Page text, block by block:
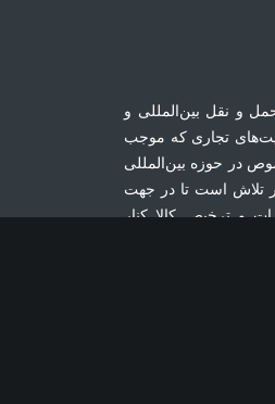
‌و‌ نقل بین‌المللی و
تجاری که موجب
در حوزه بین‌المللی
تلاش است تا در جهت
و ترخیص کالا کنار